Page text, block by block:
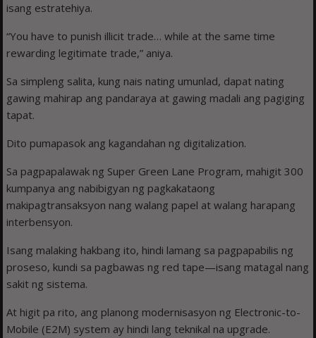
isang estratehiya.
“You have to punish illicit trade… while at the same time
rewarding legitimate trade,” aniya.
Sa simpleng salita, kung nais nating umunlad, dapat nating
gawing mahirap ang pandaraya at gawing madali ang pagiging
tapat.
Dito pumapasok ang kagandahan ng digitalization.
Sa pagpapalawak ng Super Green Lane Program, mahigit 300
kumpanya ang nabibigyan ng pagkakataong
makipagtransaksyon nang walang papel at walang harapang
interbensyon.
Isang malaking hakbang ito, hindi lamang sa pagpapabilis ng
proseso, kundi sa pagbawas ng red tape—isang matagal nang
sakit ng sistema.
At higit pa rito, ang planong modernisasyon ng Electronic-to-
Mobile (E2M) system ay hindi lang teknikal na upgrade.